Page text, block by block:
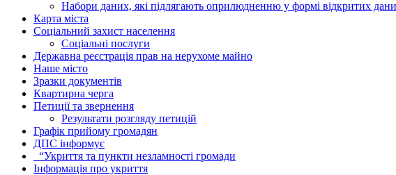
Набори даних, які підлягають оприлюдненню у формі відкритих
Карта міста
Соціальний захист населення
Соціальні послуги
Державна реєстрація прав на нерухоме майно
Наше місто
Зразки документів
Квартирна черга
Петиції та звернення
Результати розгляду петицій
Графік прийому громадян
ДПС інформує
“Укриття та пункти незламності громади
Інформація про укриття